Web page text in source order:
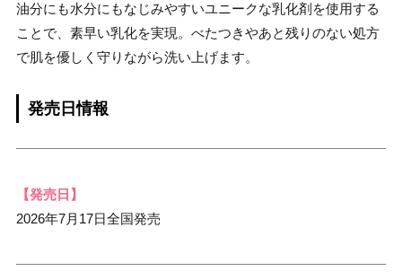
油分にも水分にもなじみやすいユニークな乳化剤を使用する
ことで、素早い乳化を実現。べたつきやあと残りのない処方
で肌を優しく守りながら洗い上げます。
発売日情報
【発売日】
2026年7月17日全国発売